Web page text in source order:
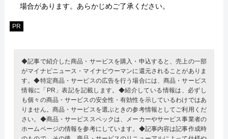
場合があります。あらかじめご了承ください。
PR
◆記事で紹介した商品・サービスを購入・申込すると、売上の一部
がマイナビニュース・マイナビウーマンに還元されることがありま
す。◆特定商品・サービスの広告を行う場合には、商品・サービス
情報に「PR」表記を記載します。◆紹介している情報は、必ずし
も個々の商品・サービスの安全性・有効性を示しているわけではあ
りません。商品・サービスを選ぶときの参考情報としてご利用くだ
さい。◆商品・サービススペックは、メーカーやサービス事業者の
ホームページの情報を参考にしています。◆記事内容は記事作成時